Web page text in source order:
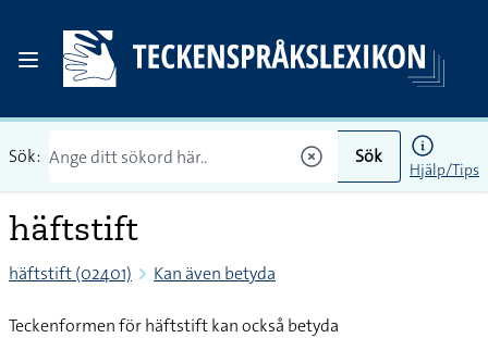
Sök: Sök
Hjälp/Tips
häftstift
häftstift (02401) Kan även betyda
Teckenformen för häftstift kan också betyda